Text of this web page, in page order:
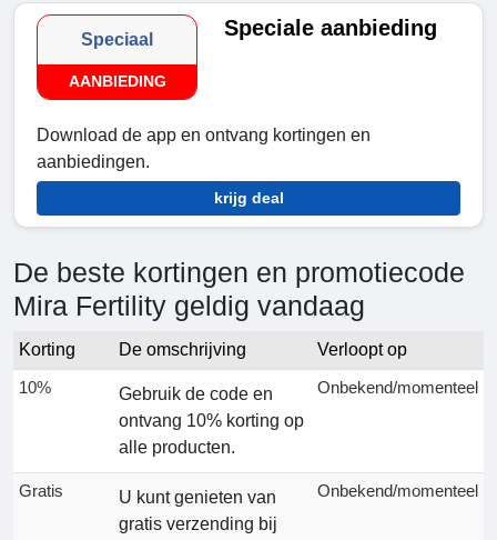
Speciaal
AANBIEDING
Speciale aanbieding
Download de app en ontvang kortingen en
aanbiedingen.
krijg deal
De beste kortingen en promotiecode
Mira Fertility geldig vandaag
Korting De omschrijving
Verloopt op
10%
Gebruik de code en
ontvang 10% korting op
alle producten.
Onbekend/momenteel
Gratis
U kunt genieten van
gratis verzending bij
Onbekend/momenteel